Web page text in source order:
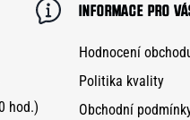
INFORMACE PRO
Hodnocení
Politika kvality
Obchodní